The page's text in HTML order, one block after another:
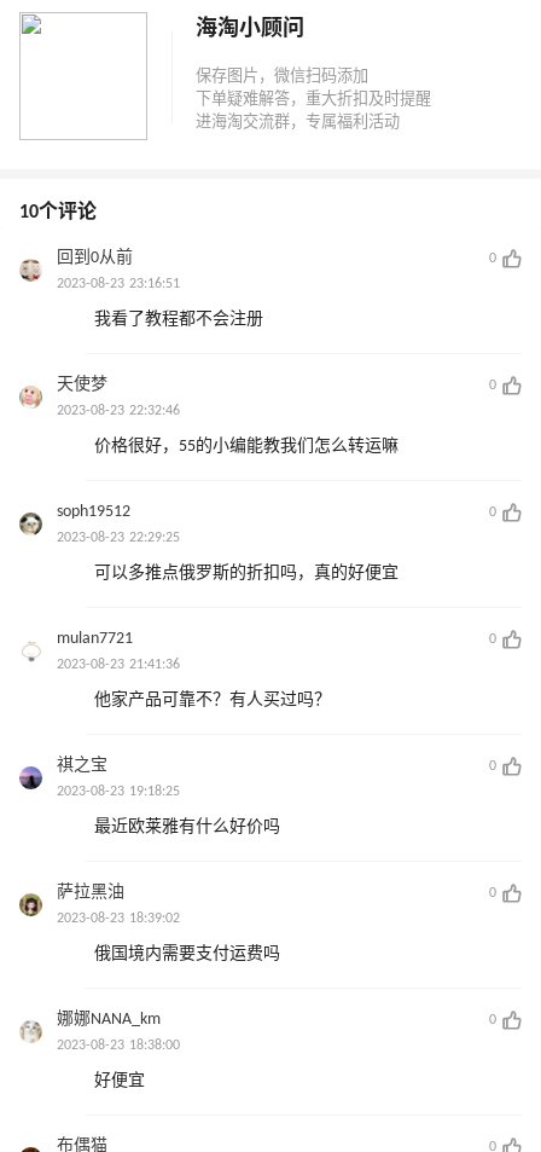
海淘小顾问
10个评论
回到0从前
0
2023-08-23 23:16:51
我看了教程都不会注册
天使梦
0
2023-08-23 22:32:46
价格很好，55的小编能教我们怎么转运嘛
soph19512
0
2023-08-23 22:29:25
可以多推点俄罗斯的折扣吗，真的好便宜
mulan7721
0
2023-08-23 21:41:36
他家产品可靠不？有人买过吗？
祺之宝
0
2023-08-23 19:18:25
最近欧莱雅有什么好价吗
萨拉黑油
0
2023-08-23 18:39:02
俄国境内需要支付运费吗
娜娜NANA_km
0
2023-08-23 18:38:00
好便宜
布偶猫 0